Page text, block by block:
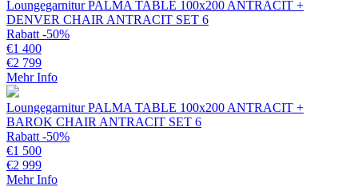
Loungegarnitur PALMA TABLE 100x200 ANTRACIT +
DENVER CHAIR ANTRACIT SET 6
Rabatt -50%
€1 400
€2 799
Mehr Info
Loungegarnitur PALMA TABLE 100x200 ANTRACIT +
BAROK CHAIR ANTRACIT SET 6
Rabatt -50%
€1 500
€2 999
Mehr Info